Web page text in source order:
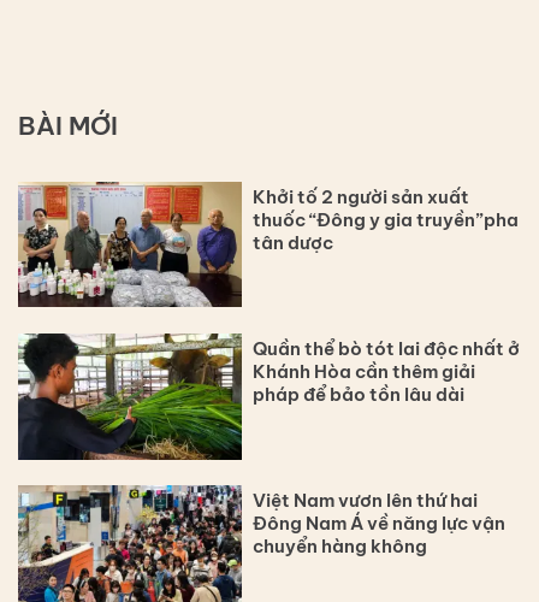
BÀI MỚI
Khởi tố 2 người sản xuất
thuốc “Đông y gia truyền”pha
tân dược
Quần thể bò tót lai độc nhất ở
Khánh Hòa cần thêm giải
pháp để bảo tồn lâu dài
Việt Nam vươn lên thứ hai
Đông Nam Á về năng lực vận
chuyển hàng không